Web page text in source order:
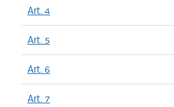
Art. 4
Art. 5
Art. 6
Art. 7